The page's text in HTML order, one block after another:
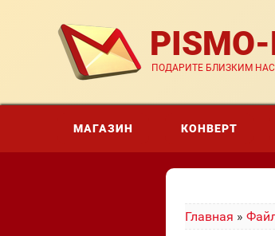
ПОДАРИТЕ БЛИЗКИМ
МАГАЗИН КОНВЕРТ
Главная »